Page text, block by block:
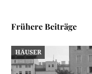
Frühere Beiträge
HÄUSER